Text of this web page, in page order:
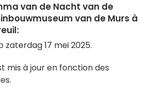
van de Nacht van de
van de Murs à
17 mei 2025.
mis à jour en fonction des